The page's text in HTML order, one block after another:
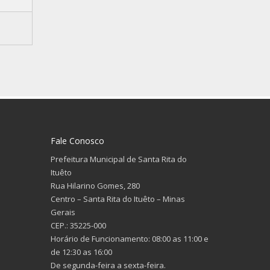
Fale Conosco
Prefeitura Municipal de Santa Rita do
Ituêto
Rua Hilarino Gomes, 280
Centro – Santa Rita do Ituêto – Minas
Gerais
CEP.: 35225-000
Horário de Funcionamento: 08:00 as 11:00 e
de 12:30 as 16:00
De segunda-feira a sexta-feira.